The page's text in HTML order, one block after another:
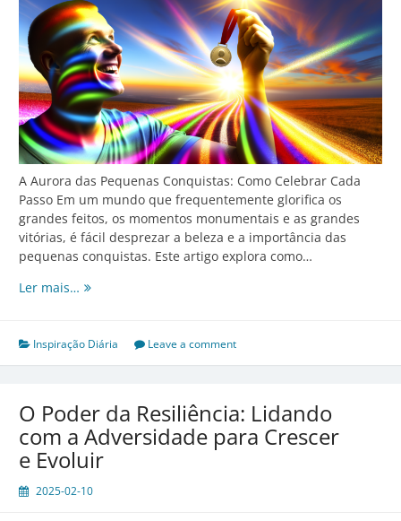
A Aurora das Pequenas Conquistas: Como Celebrar Cada
Passo Em um mundo que frequentemente glorifica os
grandes feitos, os momentos monumentais e as grandes
vitórias, é fácil desprezar a beleza e a importância das
pequenas conquistas. Este artigo explora como…
Ler mais… A
Pequenas
Conquistas:
Cada
Passo
Inspiração Diária Leave a comment
O Poder da Resiliência: Lidando
com a Adversidade para Crescer
e Evoluir
2025-02-10